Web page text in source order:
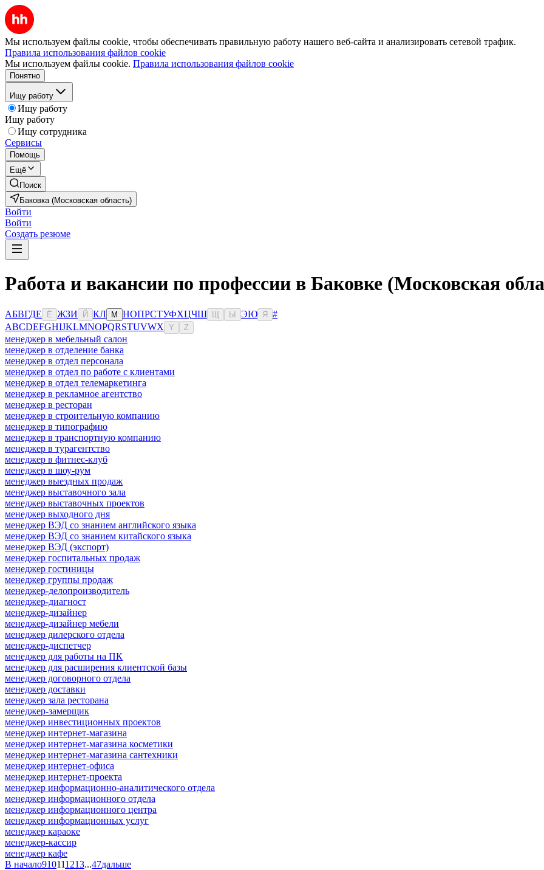
Мы используем файлы cookie, чтобы обеспечивать правильную работу нашего веб-сайта и анализировать сетевой трафик.
Правила использования файлов cookie
Мы используем файлы cookie. Правила использования файлов cookie
Понятно
Ищу работу
Ищу работу
Ищу работу
Ищу сотрудника
Сервисы
Помощь
Ещё
Поиск
Баковка (Московская область)
Войти
Войти
Создать резюме
Работа и вакансии по профессии в Баковке (Московская
АБВГДЕ Ё ЖЗИ Й КЛ М НОПРСТУФХЦЧШ Ы ЭЮ Я
#
ABCDEFGHIJKLMNOPQRSTUVWX Y Z
менеджер в мебельный салон
менеджер в отделение банка
менеджер в отдел персонала
менеджер в отдел по работе с клиентами
менеджер в отдел телемаркетинга
менеджер в рекламное агентство
менеджер в ресторан
менеджер в строительную компанию
менеджер в типографию
менеджер в транспортную компанию
менеджер в турагентство
менеджер в фитнес-клуб
менеджер в шоу-рум
менеджер выездных продаж
менеджер выставочного зала
менеджер выставочных проектов
менеджер выходного дня
менеджер ВЭД со знанием английского языка
менеджер ВЭД со знанием китайского языка
менеджер ВЭД (экспорт)
менеджер госпитальных продаж
менеджер гостиницы
менеджер группы продаж
менеджер-делопроизводитель
менеджер-диагност
менеджер-дизайнер
менеджер-дизайнер мебели
менеджер дилерского отдела
менеджер-диспетчер
менеджер для работы на ПК
менеджер для расширения клиентской базы
менеджер договорного отдела
менеджер доставки
менеджер зала ресторана
менеджер-замерщик
менеджер инвестиционных проектов
менеджер интернет-магазина
менеджер интернет-магазина косметики
менеджер интернет-магазина сантехники
менеджер интернет-офиса
менеджер интернет-проекта
менеджер информационно-аналитического отдела
менеджер информационного отдела
менеджер информационного центра
менеджер информационных услуг
менеджер караоке
менеджер-кассир
менеджер кафе
В начало910111213...47дальше